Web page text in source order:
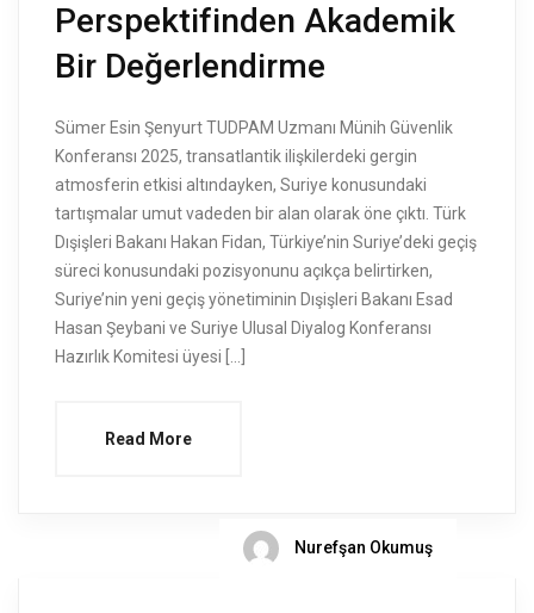
Perspektifinden Akademik
Bir Değerlendirme
Sümer Esin Şenyurt TUDPAM Uzmanı Münih Güvenlik
Konferansı 2025, transatlantik ilişkilerdeki gergin
atmosferin etkisi altındayken, Suriye konusundaki
tartışmalar umut vadeden bir alan olarak öne çıktı. Türk
Dışişleri Bakanı Hakan Fidan, Türkiye’nin Suriye’deki geçiş
süreci konusundaki pozisyonunu açıkça belirtirken,
Suriye’nin yeni geçiş yönetiminin Dışişleri Bakanı Esad
Hasan Şeybani ve Suriye Ulusal Diyalog Konferansı
Hazırlık Komitesi üyesi […]
Read More
Nurefşan Okumuş